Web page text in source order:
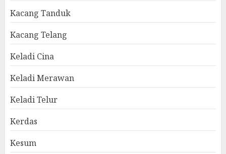
Kacang Tanduk
Kacang Telang
Keladi Cina
Keladi Merawan
Keladi Telur
Kerdas
Kesum